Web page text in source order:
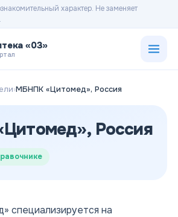
характер. Не заменяет
«03»
›МБНПК «Цитомед», Россия
Россия
специализируется на